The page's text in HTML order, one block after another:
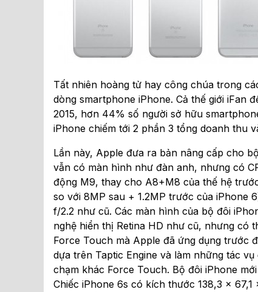
Tất nhiên hoàng tử hay công chúa trong
dòng smartphone iPhone. Cả thế giới iFan
2015, hơn 44% số người sở hữu
iPhone chiếm tới 2 phần 3 tổng doanh thu
Lần này, Apple đưa ra bản nâng cấp cho
vẫn có màn hình như đàn anh, nhưng có
động M9, thay cho A8+M8 của thế hệ
so với 8MP sau + 1.2MP trước của iPhone
f/2.2 như cũ. Các màn hình của bộ đôi
nghệ hiển thị Retina HD như cũ, nhưng có
Force Touch mà Apple đã ứng dụng trước
dựa trên Taptic Engine và làm những tác
chạm khác Force Touch. Bộ đôi iPhone
Chiếc iPhone 6s có kích thước 138,3 x